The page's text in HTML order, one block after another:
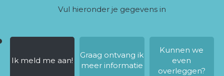
Vul hieronder je gegevens in
Ik meld me aan!
Graag ontvang ik
meer informatie
Kunnen we
even
overleggen?